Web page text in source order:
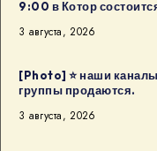
9:00 в Котор
3 августа, 2026
[Photo] ⭐️ наши
группы продаются.
3 августа, 2026